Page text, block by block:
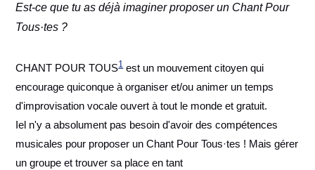
Est-ce que tu as déjà imaginer proposer un Chant Pour
Tous·tes ?
CHANT POUR TOUS1est un mouvement citoyen qui
encourage quiconque à organiser et/ou animer un temps
d'improvisation vocale ouvert à tout le monde et gratuit.
Iel n'y a absolument pas besoin d'avoir des compétences
musicales pour proposer un Chant Pour Tous·tes ! Mais gérer
un groupe et trouver sa place en tant